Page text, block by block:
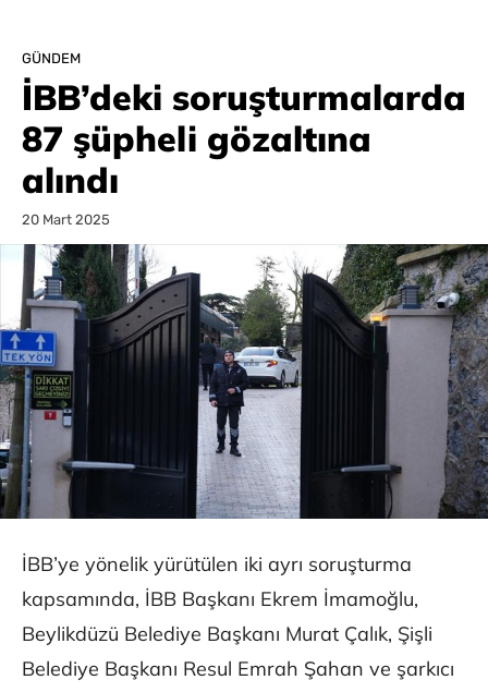
GÜNDEM
İBB’deki soruşturmalarda
87 şüpheli gözaltına
alındı
20 Mart 2025
İBB’ye yönelik yürütülen iki ayrı soruşturma
kapsamında, İBB Başkanı Ekrem İmamoğlu,
Beylikdüzü Belediye Başkanı Murat Çalık, Şişli
Belediye Başkanı Resul Emrah Şahan ve şarkıcı